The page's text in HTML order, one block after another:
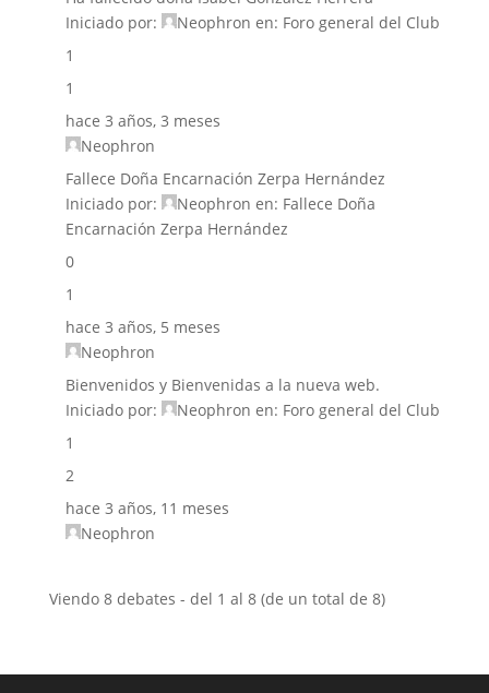
Iniciado por:
Neophron en: Foro general del Club
1
1
hace 3 años, 3 meses
Neophron
Fallece Doña Encarnación Zerpa Hernández
Iniciado por:
Neophron en: Fallece Doña
Encarnación Zerpa Hernández
0
1
hace 3 años, 5 meses
Neophron
Bienvenidos y Bienvenidas a la nueva web.
Iniciado por:
Neophron en: Foro general del Club
1
2
hace 3 años, 11 meses
Neophron
Viendo 8 debates - del 1 al 8 (de un total de 8)